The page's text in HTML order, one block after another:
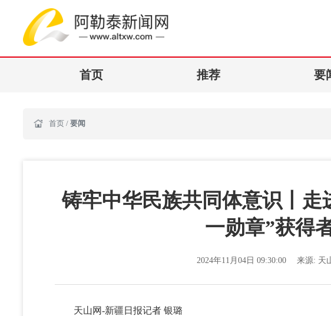
首页 推荐 要
首页 / 要闻
铸牢中华民族共同体意识丨走
一勋章”获得
2024年11月04日 09:30:00 来源: 天
天山网-新疆日报记者 银璐